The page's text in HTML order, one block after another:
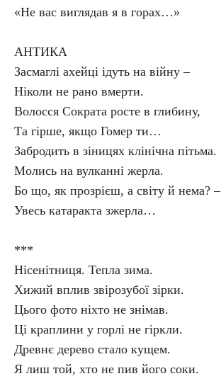
«Не вас виглядав я в горах…»
АНТИКА
Засмаглі ахейці ідуть на війну –
Ніколи не рано вмерти.
Волосся Сократа росте в глибину,
Та гірше, якщо Гомер ти…
Забродить в зіницях клінічна пітьма.
Молись на вулканні жерла.
Бо що, як прозрієш, а світу й нема? –
Увесь катаракта зжерла…
***
Нісенітниця. Тепла зима.
Хижий вплив звірозубої зірки.
Цього фото ніхто не знімав.
Ці краплини у горлі не гіркли.
Древнє дерево стало кущем.
Я лиш той, хто не пив його соки.